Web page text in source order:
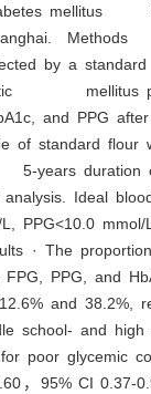
mellitus
by a
mellitus
and PPG
of standard flour
years duration
Ideal
PPG<10.0 mmol/
· The
PPG, and
and 38.2%,
school- and high
poor glycemic
，95% CI 0.37-